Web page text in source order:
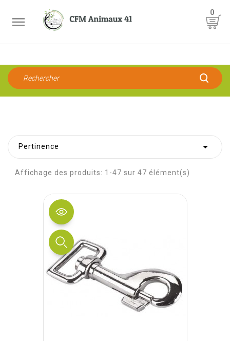

0
Pertinence 
Affichage des produits: 1-47 sur 47 élément(s)